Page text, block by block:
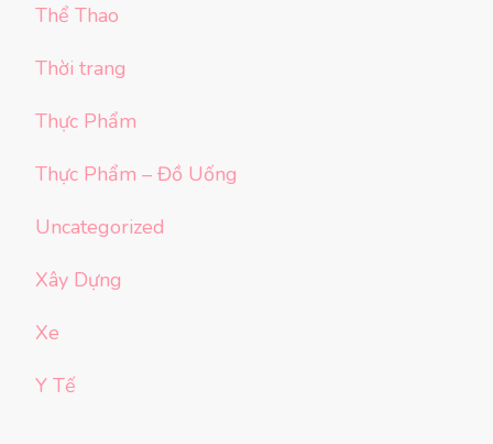
Thể Thao
Thời trang
Thực Phẩm
Thực Phẩm – Đồ Uống
Uncategorized
Xây Dựng
Xe
Y Tế